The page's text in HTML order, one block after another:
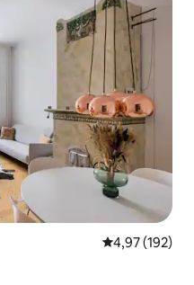
Gemiddelde
4,97 (192)